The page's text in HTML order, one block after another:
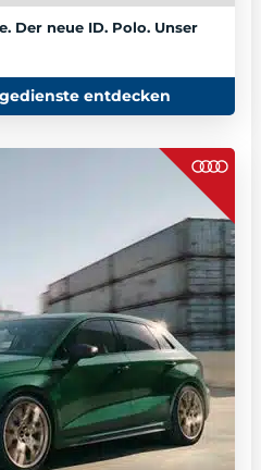
Der neue ID. Polo. Unser
entdecken